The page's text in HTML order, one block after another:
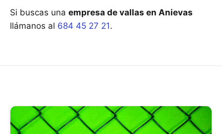
Si buscas una empresa de vallas en Anievas
llámanos al 684 45 27 21.